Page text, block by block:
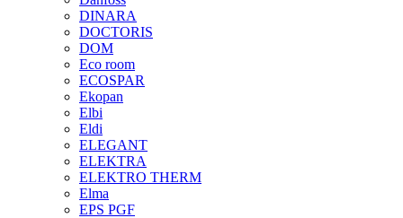
DINARA
DOCTORIS
DOM
Eco room
ECOSPAR
Ekopan
Elbi
Eldi
ELEGANT
ELEKTRA
ELEKTRO THERM
Elma
EPS PGF